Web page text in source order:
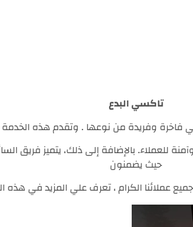
تاكسي البدع
فاخرة وفريدة من نوعها . وتقدم هذه
للعملاء. بالإضافة إلى ذلك، يتميز فريق
حيث يضمنون
عملائنا الكرام ، تعرف علي المزيد في هذه